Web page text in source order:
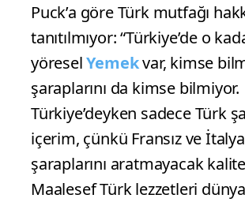
Puck’a göre Türk mutfağı
tanıtılmıyor: “Türkiye’de o
yöreselYemekvar, kimse
şaraplarını da kimse bilmiyor.
Türkiye’deyken sadece Türk
içerim, çünkü Fransız ve
şaraplarını aratmayacak
Maalesef Türk lezzetleri